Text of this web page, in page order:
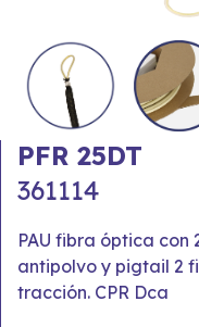
PFR 25DT
361114
PAU fibra óptica con
antipolvo y pigtail 2
tracción. CPR Dca